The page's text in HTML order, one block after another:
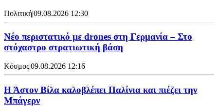
Πολιτική|09.08.2026 12:30
Νέο περιστατικό με drones στη Γερμανία – Στο
στόχαστρο στρατιωτική βάση
Κόσμος|09.08.2026 12:16
Η Άστον Βίλα καλοβλέπει Παλίνια και πιέζει την
Μπάγερν